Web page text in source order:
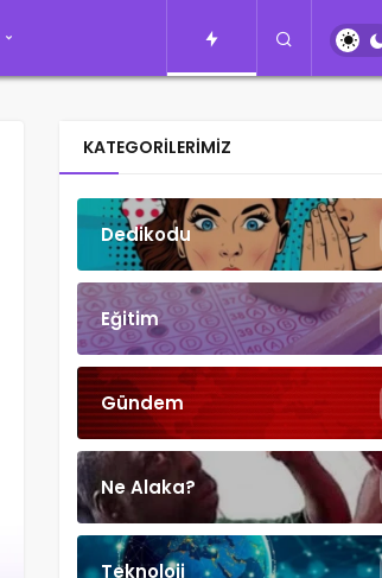
KATEGORILERIMIZ
Dedikodu
Eğitim
Gündem
Ne Alaka?
Teknoloji